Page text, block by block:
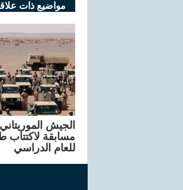
مواضيع ذات
الجيش
مسابقة لاكتتاب
للعام الدراسي